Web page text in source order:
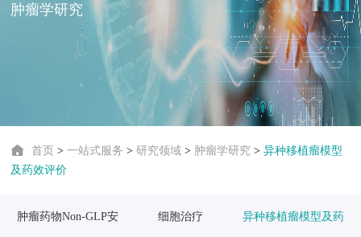
肿瘤学研究
首页 >一站式服务 >研究领域 > 肿瘤学研究 >异种移植瘤模型
及药效评价
肿瘤药物Non-GLP安 细胞治疗 异种移植瘤模型及药